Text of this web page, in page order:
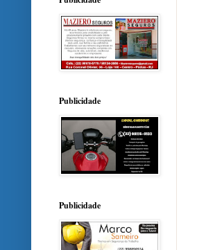
Publicidade
Publicidade